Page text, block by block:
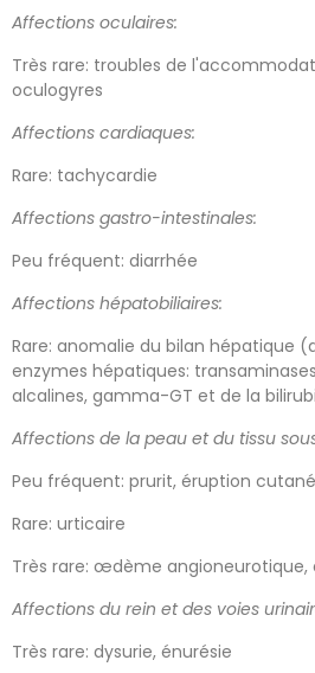
Affections oculaires:
Très rare: troubles de
oculogyres
Affections cardiaques:
Rare: tachycardie
Affections gastro-intestinales:
Peu fréquent: diarrhée
Affections hépatobiliaires:
Rare: anomalie du bilan hépatique
enzymes hépatiques:
alcalines, gamma-GT et de la
Affections de la peau et du tissu
Peu fréquent: prurit, éruption
Rare: urticaire
Très rare: œdème
Affections du rein et des voies
Très rare: dysurie, énurésie